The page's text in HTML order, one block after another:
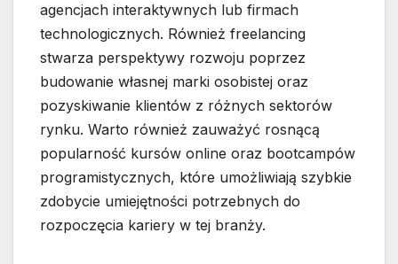
agencjach interaktywnych lub firmach
technologicznych. Również freelancing
stwarza perspektywy rozwoju poprzez
budowanie własnej marki osobistej oraz
pozyskiwanie klientów z różnych sektorów
rynku. Warto również zauważyć rosnącą
popularność kursów online oraz bootcampów
programistycznych, które umożliwiają szybkie
zdobycie umiejętności potrzebnych do
rozpoczęcia kariery w tej branży.